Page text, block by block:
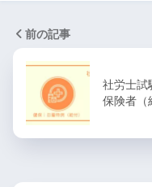
前の記事
社労士試
保険者（